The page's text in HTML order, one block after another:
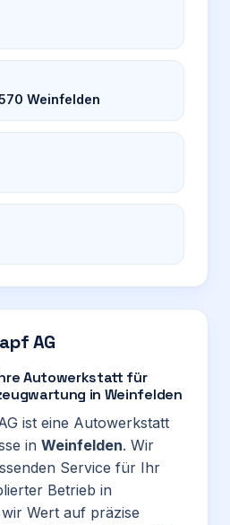
Weinfelden
AG
Autowerkstatt für
in Weinfelden
ist eine Autowerkstatt
in Weinfelden. Wir
Service für Ihr
Betrieb in
Wert auf präzise